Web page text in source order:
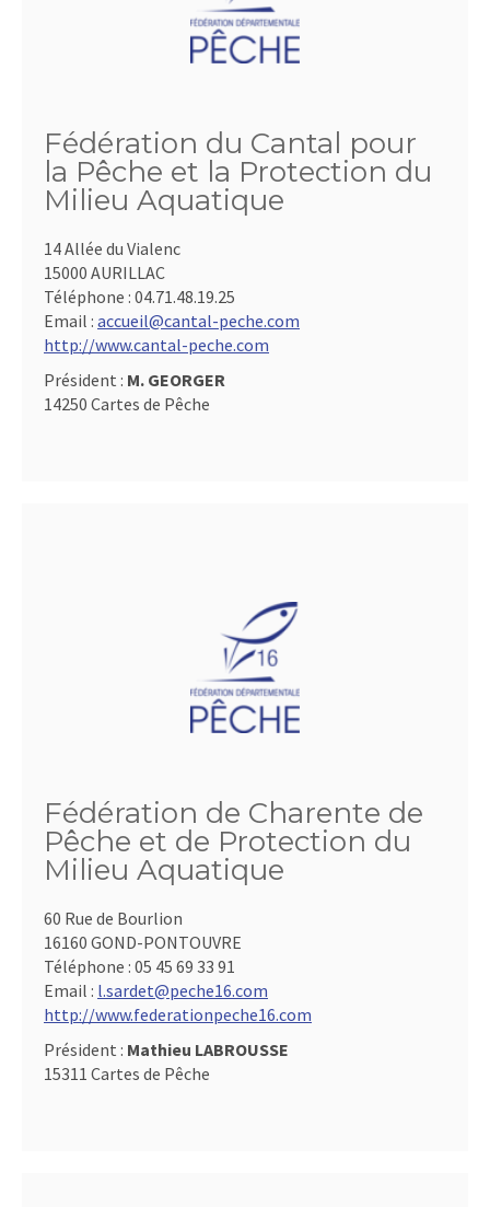
Fédération du Cantal pour
la Pêche et la Protection du
Milieu Aquatique
14 Allée du Vialenc
15000 AURILLAC
Téléphone : 04.71.48.19.25
Email : accueil@cantal-peche.com
http://www.cantal-peche.com
Président : M. GEORGER
14250 Cartes de Pêche
Fédération de Charente de
Pêche et de Protection du
Milieu Aquatique
60 Rue de Bourlion
16160 GOND-PONTOUVRE
Téléphone : 05 45 69 33 91
Email : l.sardet@peche16.com
http://www.federationpeche16.com
Président : Mathieu LABROUSSE
15311 Cartes de Pêche